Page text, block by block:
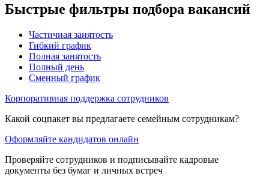
Быстрые фильтры подбора вакансий
Частичная занятость
Гибкий график
Полная занятость
Полный день
Сменный график
Корпоративная поддержка сотрудников
Какой соцпакет вы предлагаете семейным сотрудникам?
Оформляйте кандидатов онлайн
Проверяйте сотрудников и подписывайте кадровые
документы без бумаг и личных встреч